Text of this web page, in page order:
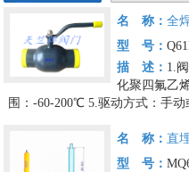
名 称：全
型 号：
描 述： 1.
化聚四氟乙
围：-60-200℃5.驱动方式：手
名 称：直
型 号：